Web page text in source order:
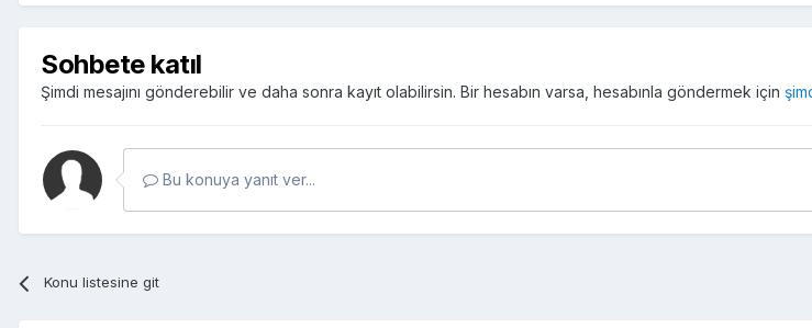
Sohbete katıl
Şimdi mesajını gönderebilir ve daha sonra kayıt olabilirsin. Bir hesabın varsa, hesabınla göndermek için
Bu konuya yanıt ver...
Konu listesine git